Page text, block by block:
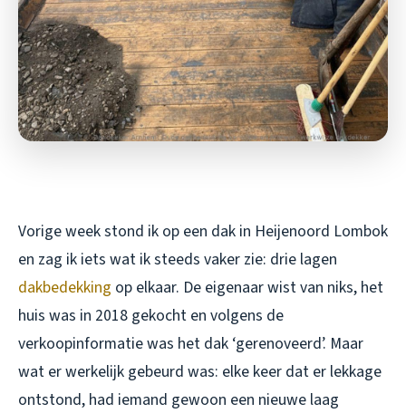
Vorige week stond ik op een dak in Heijenoord Lombok
en zag ik iets wat ik steeds vaker zie: drie lagen
dakbedekking op elkaar. De eigenaar wist van niks, het
huis was in 2018 gekocht en volgens de
verkoopinformatie was het dak ‘gerenoveerd’. Maar
wat er werkelijk gebeurd was: elke keer dat er lekkage
ontstond, had iemand gewoon een nieuwe laag